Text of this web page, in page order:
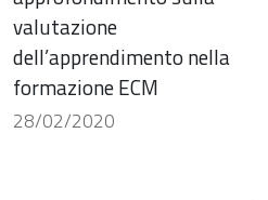
valutazione
dell’apprendimento nella
formazione ECM
28/02/2020